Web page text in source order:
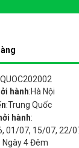
hành:Hà Nội
:Trung Quốc
hành:
01/07, 15/07, 22/
Ngày 4 Đêm